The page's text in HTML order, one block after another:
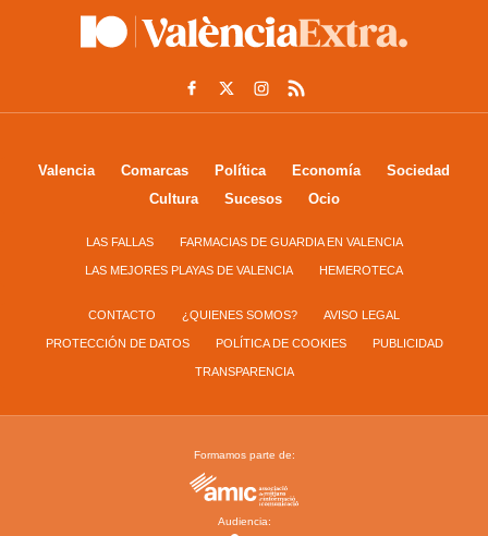
Valencia Comarcas Política Economía
Sociedad
Cultura
Sucesos Ocio
LAS FALLAS FARMACIAS DE GUARDIA EN VALENCIA
LAS MEJORES PLAYAS DE VALENCIA HEMEROTECA
CONTACTO ¿QUIENES SOMOS? AVISO LEGAL
PROTECCIÓN DE DATOS POLÍTICA DE COOKIES PUBLICIDAD
TRANSPARENCIA
Formamos parte de:
Audiencia: